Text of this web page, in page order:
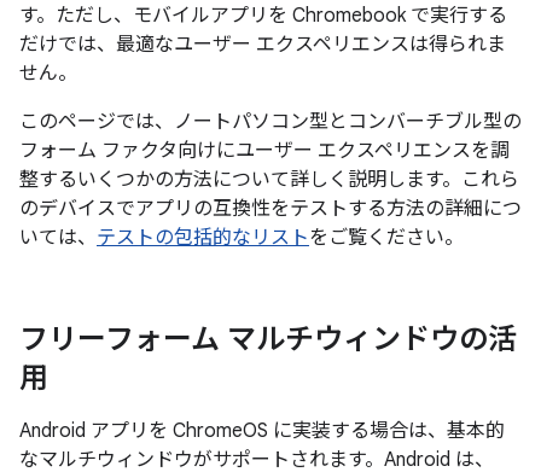
す。ただし、モバイルアプリを Chromebook で実行する
だけでは、最適なユーザー エクスペリエンスは得られま
せん。
このページでは、ノートパソコン型とコンバーチブル型の
フォーム ファクタ向けにユーザー エクスペリエンスを調
整するいくつかの方法について詳しく説明します。これら
のデバイスでアプリの互換性をテストする方法の詳細につ
いては、 テストの包括的なリストをご覧ください。
フリーフォーム マルチウィンドウの活
用
Android アプリを ChromeOS に実装する場合は、基本的
なマルチウィンドウがサポートされます。Android は、